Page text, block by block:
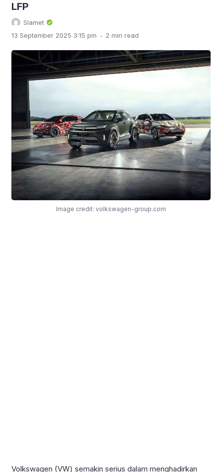
LFP
Slamet
13 September 2025 3:15 pm . 2 min read
Image credit: volkswagen-group.com
Volkswagen (VW) semakin serius dalam menghadirkan